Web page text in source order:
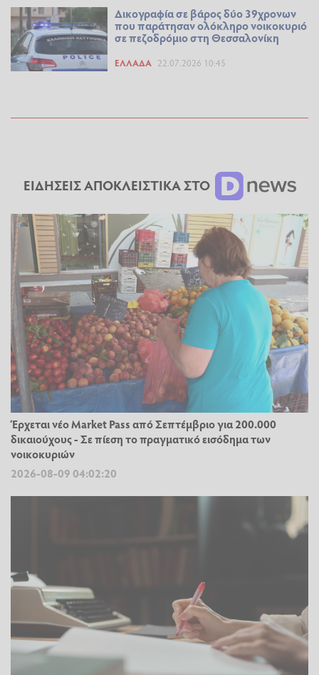
Δικογραφία σε βάρος δύο 39χρονων
που παράτησαν ολόκληρο νοικοκυριό
σε πεζοδρόμιο στη Θεσσαλονίκη
ΕΛΛΆΔΑ 22.07.2026 10:45
ΕΙΔΗΣΕΙΣ ΑΠΟΚΛΕΙΣΤΙΚΑ ΣΤΟ
Έρχεται νέο Market Pass από Σεπτέμβριο για 200.000
δικαιούχους - Σε πίεση το πραγματικό εισόδημα των
νοικοκυριών
2026-08-09 04:02:20